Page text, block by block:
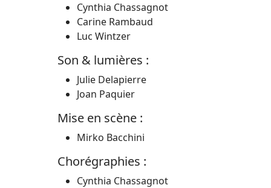
Cynthia Chassagnot
Carine Rambaud
Luc Wintzer
Son & lumières :
Julie Delapierre
Joan Paquier
Mise en scène :
Mirko Bacchini
Chorégraphies :
Cynthia Chassagnot